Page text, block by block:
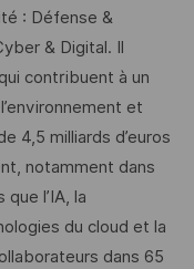
: Défense &
& Digital. Il
contribuent à un
et
4,5 milliards d’euros
notamment dans
l’IA, la
du cloud et la
dans 65